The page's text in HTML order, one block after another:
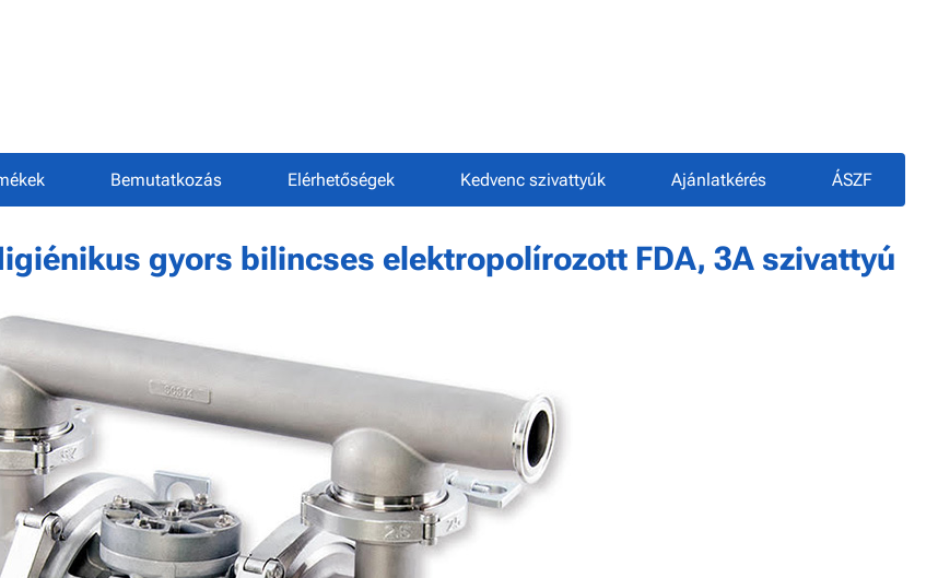
Bemutatkozás Elérhetőségek Kedvenc szivattyúk Ajánlatkérés ÁSZF
gyors bilincses elektropolírozott FDA, 3A szivattyú